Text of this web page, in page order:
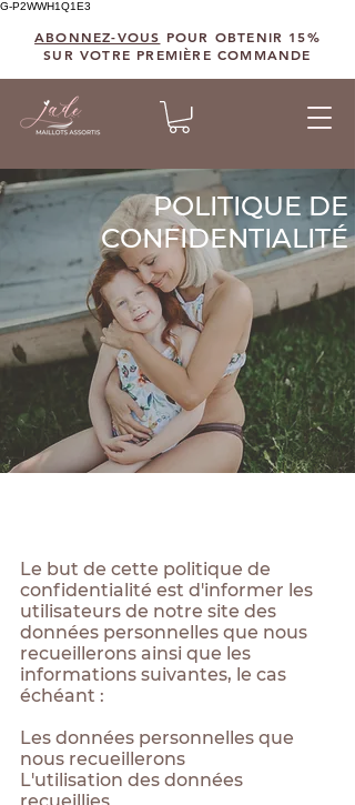
G-P2WWH1Q1E3
ABONNEZ-VOUS POUR OBTENIR 15%
SUR VOTRE PREMIÈRE COMMANDE
POLITIQUE DE
CONFIDENTIALITÉ
Le but de cette politique de
confidentialité est d'informer les
utilisateurs de notre site des
données personnelles que nous
recueillerons ainsi que les
informations suivantes, le cas
échéant :
Les données personnelles que
nous recueillerons
L'utilisation des données